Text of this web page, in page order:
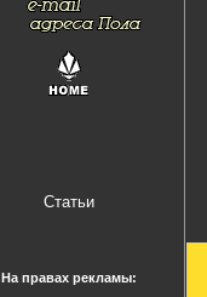
Статьи
На правах рекламы: